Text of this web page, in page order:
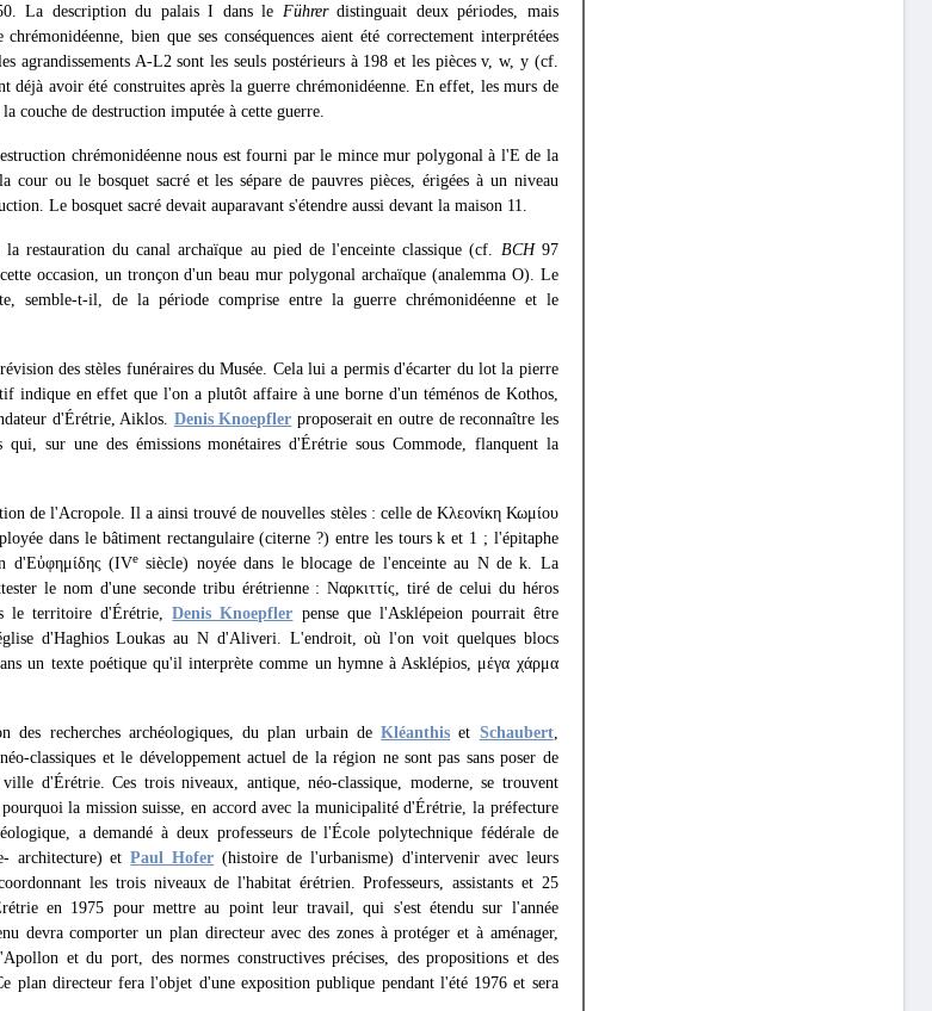
La description du palais I dans le Führerdistinguait deux périodes, mais
bien que ses conséquences aient été correctement interprétées
agrandissements A-L2 sont les seuls postérieurs à 198 et les pièces v, w, y (cf.
avoir été construites après la guerre chrémonidéenne. En effet, les murs de
couche de destruction imputée à cette guerre.
chrémonidéenne nous est fourni par le mince mur polygonal à l'Ε de la
ou le bosquet sacré et les sépare de pauvres pièces, érigées à un niveau
Le bosquet sacré devait auparavant s'étendre aussi devant la maison 11.
restauration du canal archaïque au pied de l'enceinte classique (cf. BCH97
occasion, un tronçon d'un beau mur polygonal archaïque (analemma O). Le
semble-t-il, de la période comprise entre la guerre chrémonidéenne et le
des stèles funéraires du Musée. Cela lui a permis d'écarter du lot la pierre
en effet que l'on a plutôt affaire à une borne d'un téménos de Kothos,
d'Érétrie, Aiklos. Denis Knoepfler proposerait en outre de reconnaître les
qui, sur une des émissions monétaires d'Érétrie sous Commode, flanquent la
de l'Acropole. Il a ainsi trouvé de nouvelles stèles : celle de Κλεονίκη Κωμίου
dans le bâtiment rectangulaire (citerne ?) entre les tours k et 1 ; l'épitaphe
d'Εὐφημίδης (IVe siècle) noyée dans le blocage de l'enceinte au Ν de k. La
le nom d'une seconde tribu érétrienne : Ναρκιττίς, tiré de celui du héros
le territoire d'Érétrie,Denis Knoepfler pense que l'Asklépeion pourrait être
d'Haghios Loukas au Ν d'Aliveri. L'endroit, où l'on voit quelques blocs
un texte poétique qu'il interprète comme un hymne à Asklépios, μέγα χάρμα
des recherches archéologiques, du plan urbain deKléanthis et Schaubert,
classiques et le développement actuel de la région ne sont pas sans poser de
d'Érétrie. Ces trois niveaux, antique, néo-classique, moderne, se trouvent
pourquoi la mission suisse, en accord avec la municipalité d'Érétrie, la préfecture
a demandé à deux professeurs de l'École polytechnique fédérale de
architecture) etPaul Hofer (histoire de l'urbanisme) d'intervenir avec leurs
les trois niveaux de l'habitat érétrien. Professeurs, assistants et 25
en 1975 pour mettre au point leur travail, qui s'est étendu sur l'année
devra comporter un plan directeur avec des zones à protéger et à aménager,
et du port, des normes constructives précises, des propositions et des
plan directeur fera l'objet d'une exposition publique pendant l'été 1976 et sera